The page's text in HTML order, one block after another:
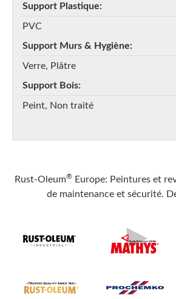
Support Plastique
PVC
Support Murs & Hygiène
Verre, Plâtre
Support Bois
Peint, Non traité
Rust-Oleum® Europe: Peintures et
de maintenance et sécurité.